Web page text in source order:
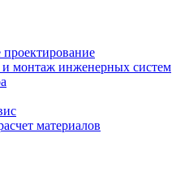
и монтаж инженерных систем
материалов